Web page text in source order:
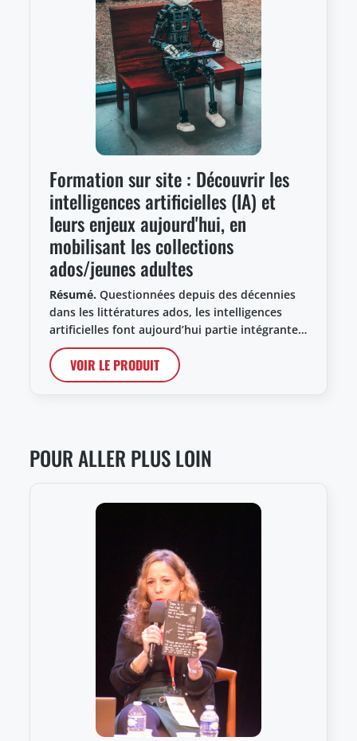
Formation sur site : Découvrir les
intelligences artificielles (IA) et
leurs enjeux aujourd'hui, en
mobilisant les collections
ados/jeunes adultes
Résumé. Questionnées depuis des décennies
dans les littératures ados, les intelligences
artificielles font aujourd’hui partie intégrante…
VOIR LE PRODUIT
POUR ALLER PLUS LOIN